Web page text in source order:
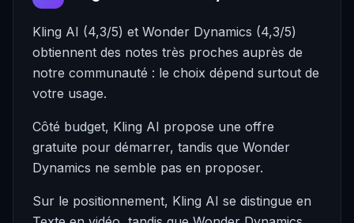
Kling AI (4,3/5) et Wonder Dynamics (4,3/5)
obtiennent des notes très proches auprès de
notre communauté : le choix dépend surtout de
votre usage.
Côté budget, Kling AI propose une offre
gratuite pour démarrer, tandis que Wonder
Dynamics ne semble pas en proposer.
Sur le positionnement, Kling AI se distingue en